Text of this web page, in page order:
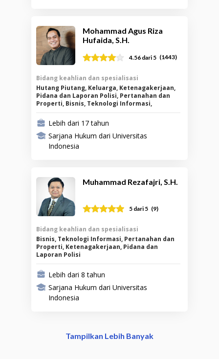
Mohammad Agus Riza
Hufaida, S.H.
4.56 dari 5 (1443)
Bidang keahlian dan spesialisasi
Hutang Piutang, Keluarga, Ketenagakerjaan,
Pidana dan Laporan Polisi, Pertanahan dan
Properti, Bisnis, Teknologi Informasi,
Kekayaan Intelektual
Lebih dari 17 tahun
Sarjana Hukum dari Universitas
Indonesia
Muhammad Rezafajri, S.H.
5 dari 5 (9)
Bidang keahlian dan spesialisasi
Bisnis, Teknologi Informasi, Pertanahan dan
Properti, Ketenagakerjaan, Pidana dan
Laporan Polisi
Lebih dari 8 tahun
Sarjana Hukum dari Universitas
Indonesia
Tampilkan Lebih Banyak